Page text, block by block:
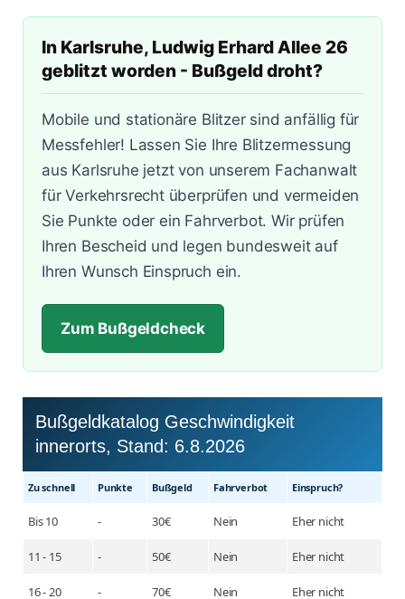
Hamburg - Behringstraße
Köln - Innere Kanalstraße
Köln - Riehler Straße
In Karlsruhe, Ludwig Erhard Allee 26
geblitzt worden - Bußgeld droht?
Mobile und stationäre Blitzer sind anfällig für
Messfehler! Lassen Sie Ihre Blitzermessung
aus Karlsruhe jetzt von unserem Fachanwalt
für Verkehrsrecht überprüfen und vermeiden
Sie Punkte oder ein Fahrverbot. Wir prüfen
Ihren Bescheid und legen bundesweit auf
Ihren Wunsch Einspruch ein.
Zum Bußgeldcheck
Bußgeldkatalog Geschwindigkeit
innerorts, Stand: 6.8.2026
Zu schnell Punkte Buß­geld Fahr­verbot Einspruch?
Bis 10 - 30€ Nein Eher nicht
11 - 15 - 50€ Nein Eher nicht
16 - 20 - 70€ Nein Eher nicht